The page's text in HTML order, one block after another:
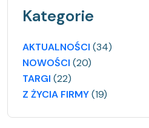
c
Kategorie
AKTUALNOŚCI (34)
NOWOŚCI (20)
TARGI (22)
Z ŻYCIA FIRMY(19)